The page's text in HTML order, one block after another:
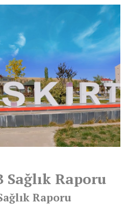
Sağlık Raporu
Raporu